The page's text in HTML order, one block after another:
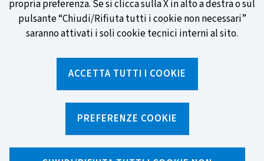
propria preferenza. Se si clicca sulla X in alto a destra o sul
pulsante “Chiudi/Rifiuta tutti i cookie non necessari”
saranno attivati i soli cookie tecnici interni al sito.
ACCETTA TUTTI I COOKIE
PREFERENZE COOKIE
Facebook
LinkedinWhatsApp
Email